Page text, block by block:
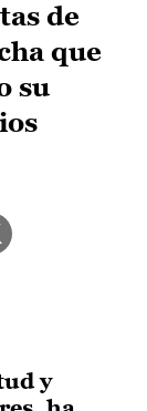
de
que
su
y